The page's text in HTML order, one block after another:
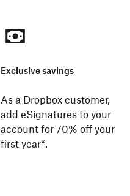
Exclusive savings
As a Dropbox customer,
add eSignatures to your
account for 70% off your
first year*.